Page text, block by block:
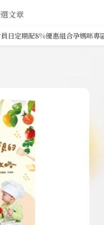
文章
日定期配8%優惠組合孕媽咪專